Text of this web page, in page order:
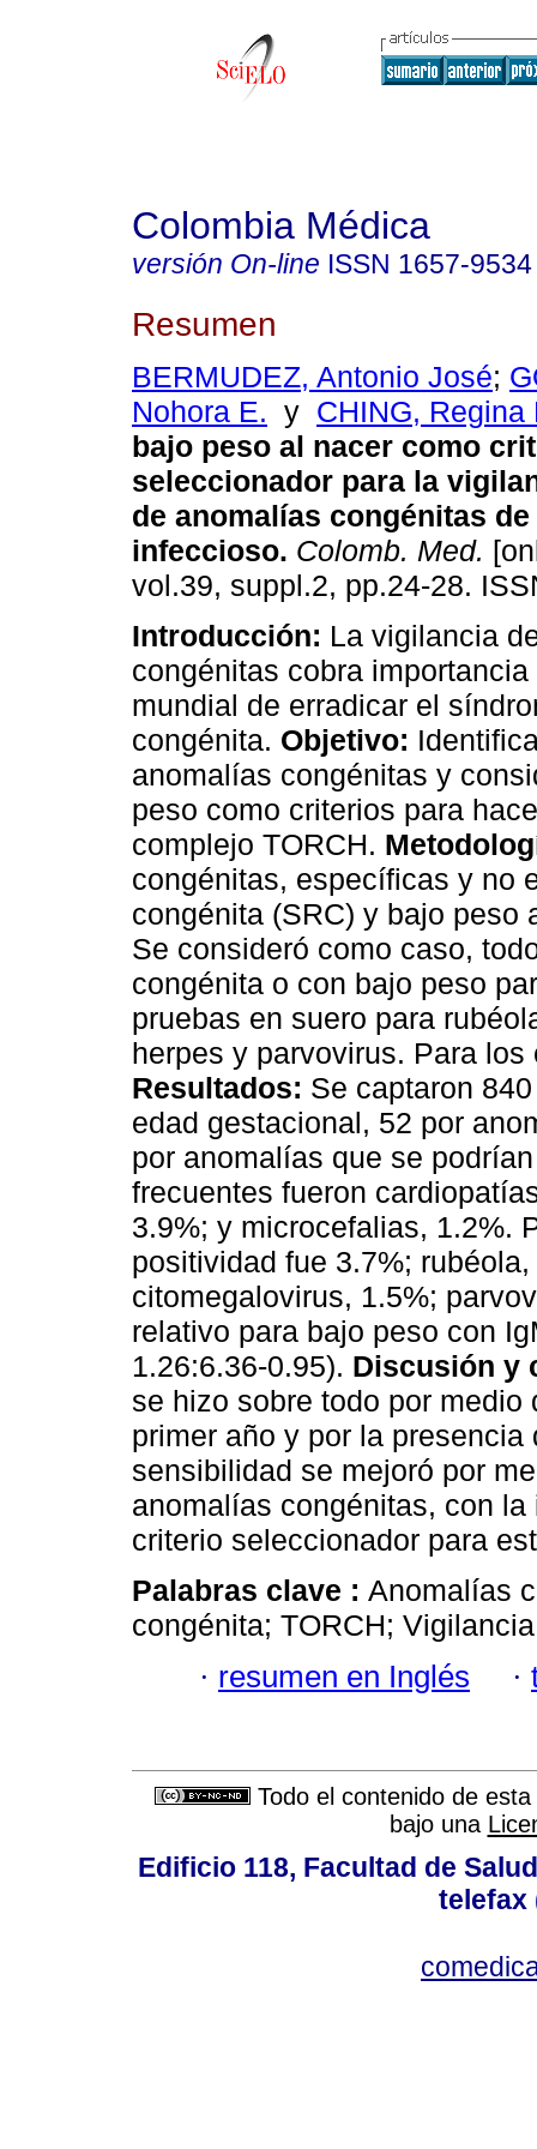
Colombia Médica
versión On-line ISSN 1657-9534
Resumen
BERMUDEZ, Antonio José;
Nohora E. y CHING, Regina
bajo peso al nacer como
seleccionador para la
de anomalías congénitas
infeccioso. Colomb. Med.
vol.39, suppl.2, pp.24-28.
Introducción: La vigilancia
congénitas cobra
mundial de erradicar el
congénita. Objetivo:
anomalías congénitas y
peso como criterios para
complejo TORCH.
congénitas, específicas y no
congénita (SRC) y bajo peso
Se consideró como caso,
congénita o con bajo peso
pruebas en suero para
herpes y parvovirus. Para
Resultados: Se captaron
edad gestacional, 52 por
por anomalías que se
frecuentes fueron
3.9%; y microcefalias, 1.2%.
positividad fue 3.7%;
citomegalovirus, 1.5%;
relativo para bajo peso con
1.26:6.36-0.95). Discusión y
se hizo sobre todo por
primer año y por la
sensibilidad se mejoró por
anomalías congénitas, con
criterio seleccionador para
Palabras clave : Anomalías
congénita; TORCH;
· resumen en Inglés ·
Todo el contenido de
bajo una
Edificio 118, Facultad de
telefax